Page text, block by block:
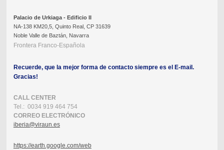
Palacio de Urkiaga - Edificio II
NA-138 KM20,5, Quinto Real, CP 31639
Noble Valle de Baztán, Navarra
Frontera Franco-Española
Recuerde, que la mejor forma de contacto siempre es el E-mail.
Gracias!
CALL CENTER
Tel.: 0034 919 464 754
CORREO ELECTRÓNICO
iberia@viraun.es
https://earth.google.com/web